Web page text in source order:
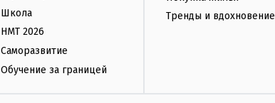
Школа
НМТ 2026
Саморазвитие
Обучение за границей
Тренды и вдохновение